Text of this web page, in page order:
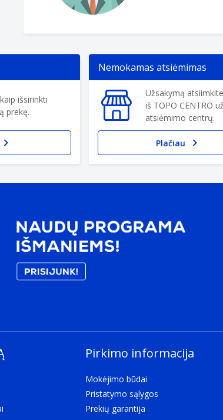
išsirinkti
prekę.
Nemokamas atsiėmimas
Užsakymą
iš TOPO CENTRO
atsiėmimo centrų.
Plačiau
Pirkimo informacija
Mokėjimo būdai
Pristatymo sąlygos
Prekių garantija